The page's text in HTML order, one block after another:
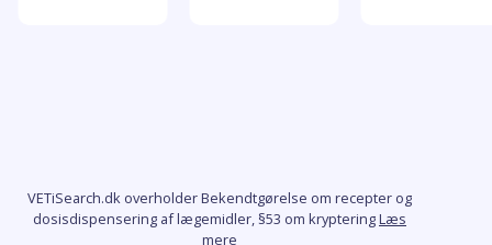
VETiSearch.dk overholder Bekendtgørelse om recepter og
dosisdispensering af lægemidler, §53 om krypteringLæs
mere